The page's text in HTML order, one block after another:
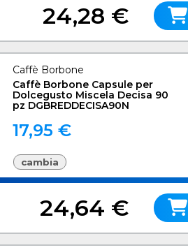
24,28 €
Caffè Borbone
Caffè Borbone Capsule per
Dolcegusto Miscela Decisa 90
pz DGBREDDECISA90N
17,95 €
cambia
24,64 €